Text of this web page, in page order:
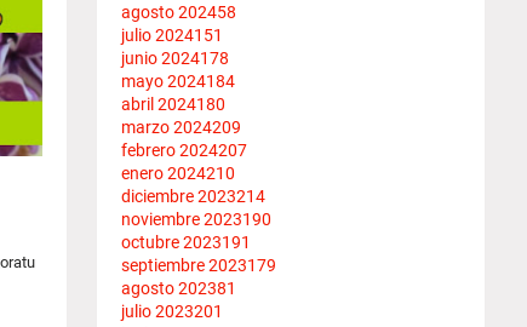
agosto 202458
julio 2024151
junio 2024178
mayo 2024184
abril 2024180
marzo 2024209
febrero 2024207
enero 2024210
diciembre 2023214
noviembre 2023190
octubre 2023191
septiembre 2023179
agosto 202381
julio 2023201